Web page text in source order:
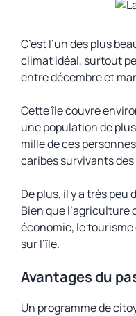
C’est l’un des plus
climat idéal, surtout
entre décembre et
Cette île couvre
une population de
mille de ces
caribes survivants des
De plus, il y a très
Bien que
économie, le
sur l’île.
Avantages du
Un programme de